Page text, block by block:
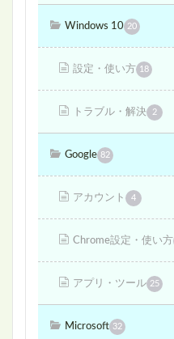
Windows 10 20
設定・使い方 18
トラブル・解決 2
Google 82
アカウント 4
Chrome設定・使い方
アプリ・ツール 25
Microsoft 32